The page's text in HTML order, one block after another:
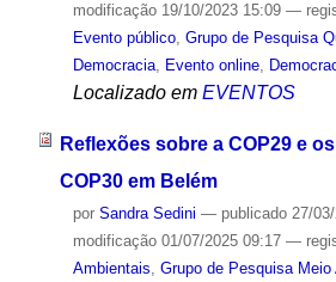
modificação19/10/2023 15:09 —
Evento público, Grupo de Pesquisa
Democracia, Evento online,
Localizado em EVENTOS
Reflexões sobre a COP29 e
COP30 em Belém
por Sandra Sedini — publicado27/03/
modificação01/07/2025 09:17 —
Ambientais Grupo de Pesquisa